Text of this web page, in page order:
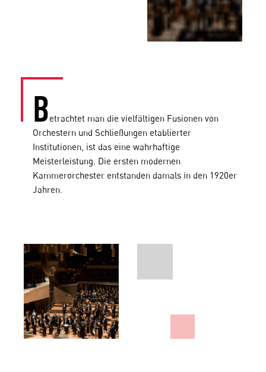
Betrachtet man die vielfältigen Fusionen von
Orchestern und Schließungen etablierter
Institutionen, ist das eine wahrhaftige
Meisterleistung. Die ersten modernen
Kammerorchester entstanden damals in den 1920er
Jahren.